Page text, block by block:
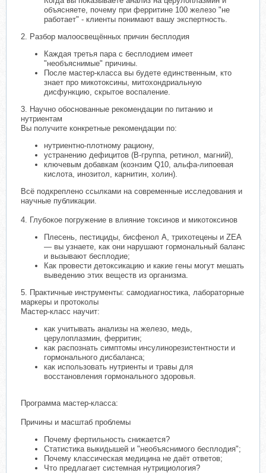
объясняете, почему при ферритине 100 железо "не
работает" - клиенты понимают вашу экспертность.
2. Разбор малоосвещённых причин бесплодия
Каждая третья пара с бесплодием имеет
"необъяснимые" причины.
После мастер-класса вы будете единственным, кто
знает про микотоксины, митохондриальную
дисфункцию, скрытое воспаление.
3. Научно обоснованные рекомендации по питанию и
нутриентам
Вы получите конкретные рекомендации по:
нутриентно-плотному рациону,
устранению дефицитов (B-группа, ретинол, магний),
ключевым добавкам (коэнзим Q10, альфа-липоевая
кислота, инозитол, карнитин, холин).
Всё подкреплено ссылками на современные исследования и
научные публикации.
4. Глубокое погружение в влияние токсинов и микотоксинов
Плесень, пестициды, бисфенол А, трихотецены и ZEA
— вы узнаете, как они нарушают гормональный баланс
и вызывают бесплодие;
Как провести детоксикацию и какие гены могут мешать
выведению этих веществ из организма.
5. Практичные инструменты: самодиагностика, лабораторные
маркеры и протоколы
Мастер-класс научит:
как учитывать анализы на железо, медь,
церулоплазмин, ферритин;
как распознать симптомы инсулинорезистентности и
гормонального дисбаланса;
как использовать нутриенты и травы для
восстановления гормонального здоровья.
Программа мастер-класса:
Причины и масштаб проблемы
Почему фертильность снижается?
Статистика выкидышей и "необъяснимого бесплодия";
Почему классическая медицина не даёт ответов;
Что предлагает системная нутрициология?